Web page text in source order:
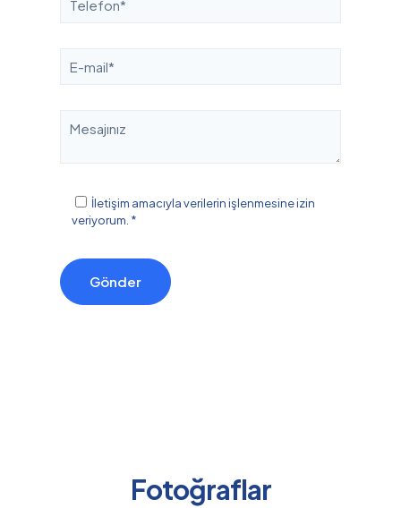
İletişim amacıyla verilerin işlenmesine izin
veriyorum. *
Fotoğraflar